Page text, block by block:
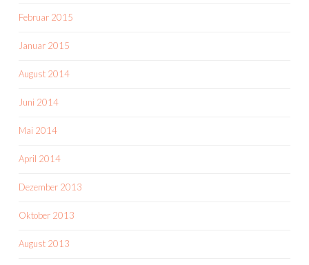
Februar 2015
Januar 2015
August 2014
Juni 2014
Mai 2014
April 2014
Dezember 2013
Oktober 2013
August 2013